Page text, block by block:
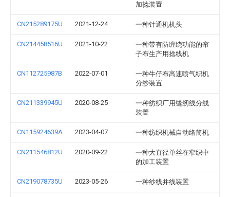
加捻装置
CN215289175U 2021-12-24 一种针通机机头
CN214458516U 2021-10-22
一种带有防缠绕功能的帘
子布生产用捻线机
CN112725987B 2022-07-01
一种牛仔布高速喷气织机
分纱装置
CN211339945U 2020-08-25
一种纺织厂用缝纫线分线
装置
CN115924639A 2023-04-07 一种纺织机械自动络筒机
CN211546812U 2020-09-22
一种大直径单丝在窄织中
的加工装置
CN219078735U 2023-05-26 一种纱线并线装置